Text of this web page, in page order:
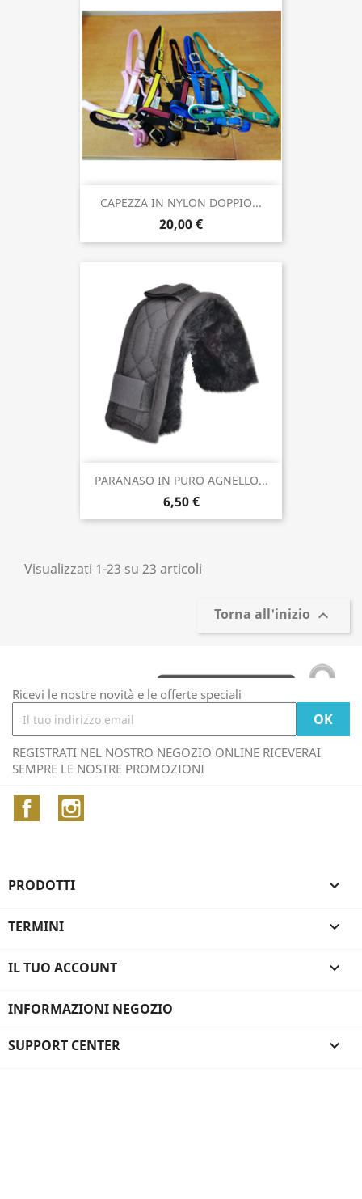
CAPEZZA IN NYLON DOPPIO...
20,00 €
PARANASO IN PURO AGNELLO...
6,50 €
Visualizzati 1-23 su 23 articoli
Torna all'inizio 
Ricevi le nostre novità e le offerte speciali
REGISTRATI NEL NOSTRO NEGOZIO ONLINE RICEVERAI
SEMPRE LE NOSTRE PROMOZIONI
Facebook
PRODOTTI 
TERMINI 
IL TUO ACCOUNT 
INFORMAZIONI NEGOZIO
SUPPORT CENTER 